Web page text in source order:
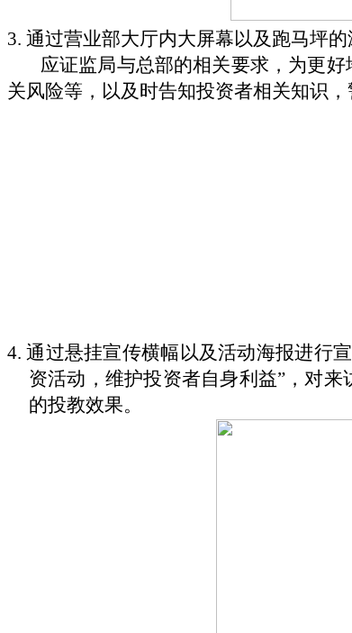
3. 通过营业部大厅内大屏幕以及跑马坪
应证监局与总部的相关要求，为更
关风险等，以及时告知投资者相关知识，
4. 通过悬挂宣传横幅以及活动海报进行
资活动，维护投资者自身利益”，对
的投教效果。